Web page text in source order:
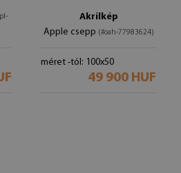
Akrilkép
Apple csepp (#oah-77983624)
méret -tól: 100x50
49 900 HUF